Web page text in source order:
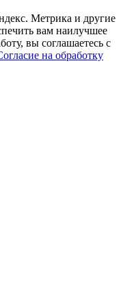
Метрика и другие
вам наилучшее
вы соглашаетесь с
на обработку